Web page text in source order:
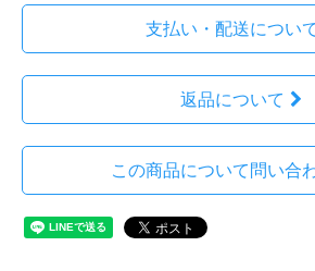
支払い・配送につい
返品について
この商品について問い合